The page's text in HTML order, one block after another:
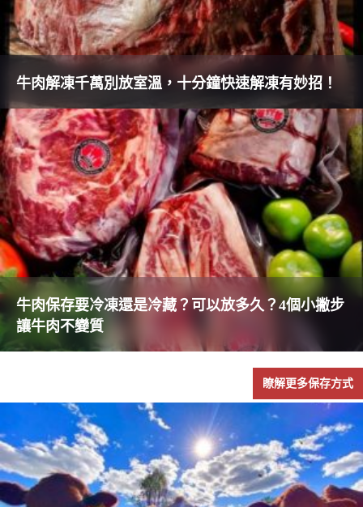
牛肉解凍千萬別放室溫，十分鐘快速解凍有妙招！
牛肉保存要冷凍還是冷藏？可以放多久？4個小撇步
讓牛肉不變質
瞭解更多保存方式